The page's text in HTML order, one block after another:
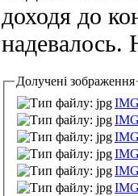
доходя до
Долучені зображення